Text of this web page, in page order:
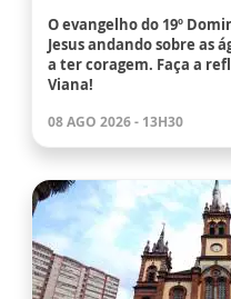
O evangelho do 19º
Jesus andando sobre as
a ter coragem. Faça a
Viana!
08 AGO 2026 - 13H30